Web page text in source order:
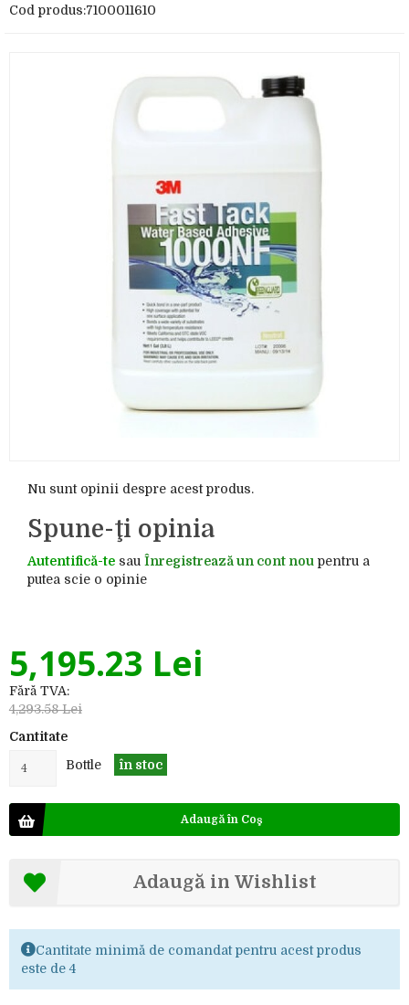
Cod produs:7100011610
Nu sunt opinii despre acest produs.
Spune-ţi opinia
Autentifică-te sau Înregistrează un cont nou pentru a
putea scie o opinie
5,195.23 Lei
Fără TVA:
4,293.58 Lei
Cantitate
Bottle
în stoc
Adaugă în Coş
Adaugă in Wishlist
Cantitate minimă de comandat pentru acest produs
este de 4